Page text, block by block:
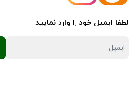
لطفا ایمیل خود را وارد نمایید